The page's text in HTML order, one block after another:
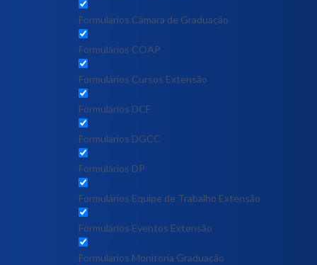
Formulários Câmara de Graduação
Formulários COAP
Formulários Cursos Extensão
Formulários DCF
Formulários DGCC
Formulários DP
Formulários Equipe de Trabalho Extensão
Formulários Eventos Extensão
Formulários Monitoria Graduação